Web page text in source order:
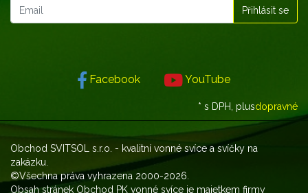
Přihlásit se
Facebook YouTube
* s DPH, plusdopravné
Obchod SVITSOL s.r.o. - kvalitní vonné svíce a svíčky na
zakázku.
©Všechna práva vyhrazena 2000-2026.
Obsah stránek Obchod PK vonné svíce je majetkem firmy